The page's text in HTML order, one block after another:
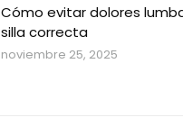
Cómo evitar dolores
silla correcta
noviembre 25, 2025